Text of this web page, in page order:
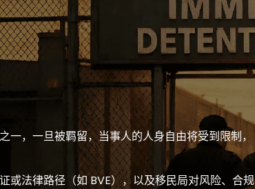
一，一旦被羁留，当事人的人身自由将受到限制，
或法律路径（如 BVE），以及移民局对风险、合规